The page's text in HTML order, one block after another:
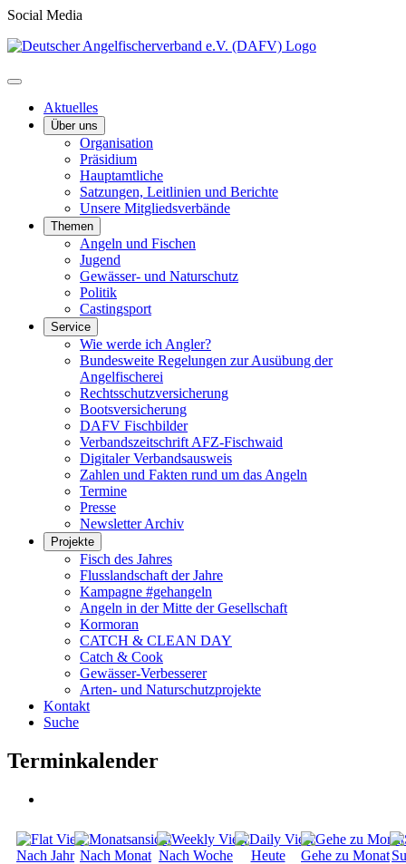
Social Media
Aktuelles
Über uns
Organisation
Präsidium
Hauptamtliche
Satzungen, Leitlinien und Berichte
Unsere Mitgliedsverbände
Themen
Angeln und Fischen
Jugend
Gewässer- und Naturschutz
Politik
Castingsport
Service
Wie werde ich Angler?
Bundesweite Regelungen zur Ausübung der
Angelfischerei
Rechtsschutzversicherung
Bootsversicherung
DAFV Fischbilder
Verbandszeitschrift AFZ-Fischwaid
Digitaler Verbandsausweis
Zahlen und Fakten rund um das Angeln
Termine
Presse
Newsletter Archiv
Projekte
Fisch des Jahres
Flusslandschaft der Jahre
Kampagne #gehangeln
Angeln in der Mitte der Gesellschaft
Kormoran
CATCH & CLEAN DAY
Catch & Cook
Gewässer-Verbesserer
Arten- und Naturschutzprojekte
Kontakt
Suche
Terminkalender
Nach Jahr Nach Monat Nach Woche Heute Gehe zu Monat